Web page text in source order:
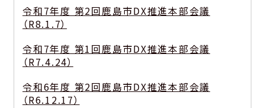
令和7年度 第2回鹿島市DX推進本部会議
（R8.1.7）
令和7年度 第1回鹿島市DX推進本部会議
（R7.4.24）
令和6年度 第2回鹿島市DX推進本部会議
（R6.12.17）